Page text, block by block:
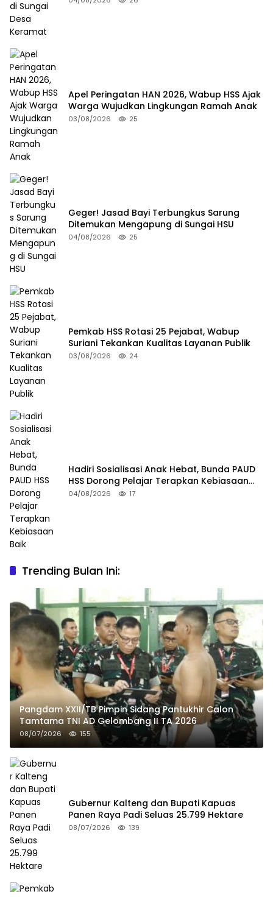
Apel Peringatan HAN 2026, Wabup HSS Ajak
Warga Wujudkan Lingkungan Ramah Anak
03/08/2026 25
Geger! Jasad Bayi Terbungkus Sarung
Ditemukan Mengapung di Sungai HSU
04/08/2026 25
Pemkab HSS Rotasi 25 Pejabat, Wabup
Suriani Tekankan Kualitas Layanan Publik
03/08/2026 24
Hadiri Sosialisasi Anak Hebat, Bunda PAUD
HSS Dorong Pelajar Terapkan Kebiasaan
Baik
04/08/2026 17
Trending Bulan Ini:
Pangdam XXII/TB Pimpin Sidang Pantukhir Calon
Tamtama TNI AD Gelombang II TA 2026
08/07/2026 155
Gubernur Kalteng dan Bupati Kapuas
Panen Raya Padi Seluas 25.799 Hektare
08/07/2026 139